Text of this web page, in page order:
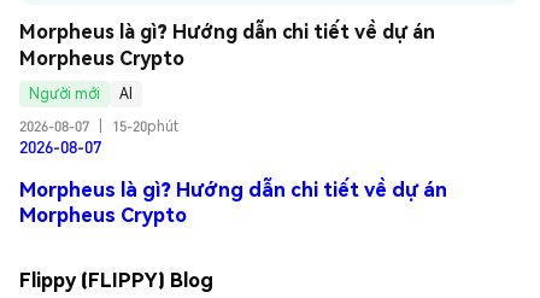
Morpheus là gì? Hướng dẫn chi tiết về dự án
Morpheus Crypto
Người mới
AI
2026-08-07
15-20phút
2026-08-07
Morpheus là gì? Hướng dẫn chi tiết về dự án
Morpheus Crypto
Flippy (FLIPPY) Blog